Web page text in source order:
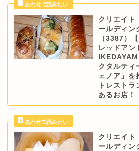
クリエイト
ールディン
（3387）
レッドアン
クタルティ
ェノア」を
トレスト
あるお店！
クリエイト
ールディン